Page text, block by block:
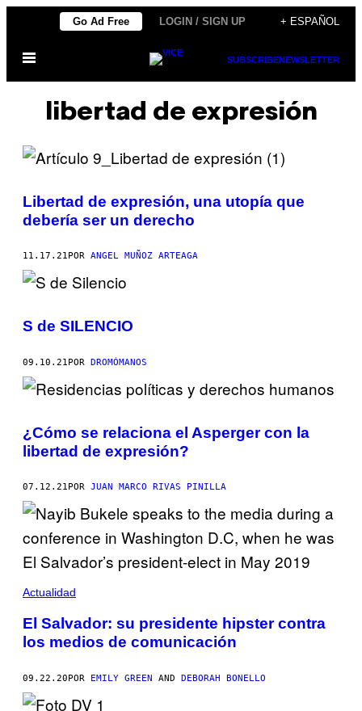
contenido
Go Ad Free LOGIN / SIGN UP + ESPAÑOL
Abrir
SUBSCRIBENEWSLETTER
libertad de expresión
Libertad de expresión, una utopía que
debería ser un derecho
11.17.21 POR ANGEL MUÑOZ ARTEAGA
S de SILENCIO
09.10.21POR DROMÓMANOS
¿Cómo se relaciona el Asperger con la
libertad de expresión?
07.12.21 POR JUAN MARCO RIVAS PINILLA
Actualidad
El Salvador: su presidente hipster contra
los medios de comunicación
09.22.20POR EMILY GREEN AND DEBORAH BONELLO